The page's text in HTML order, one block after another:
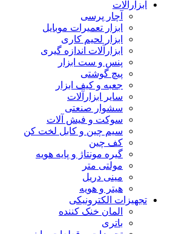
ابزارآلات
آچار پرسی
ابزار تعمیرات موبایل
ابزار لحیم کاری
ابزارآلات اندازه گیری
پنس و ست ابزار
پیچ گوشتی
جعبه و کیف ابزار
سایر ابزارآلات
سشوار صنعتی
سوکت و فیش آلات
سیم چین و کابل لخت کن
کف چین
گیره مونتاژ و پایه هویه
مولتی متر
مینی دریل
هیتر و هویه
تجهیزات الکترونیکی
المان خنک کننده
باتری